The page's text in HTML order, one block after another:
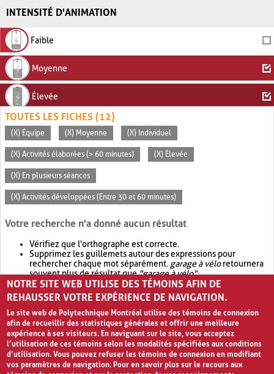
INTENSITÉ D'ANIMATION
Faible
Moyenne
Élevée
TOUTES LES FICHES (12)
(X) Équipe (X) Moyenne (X) Individuel
(X) Activités élaborées (> 60 minutes) (X) Élevée
(X) En plusieurs séances
(X) Activités développées (Entre 30 et 60 minutes)
Votre recherche n'a donné aucun résultat
Vérifiez que l'orthographe est correcte.
Supprimez les guillemets autour des expressions pour
rechercher chaque mot séparément. garage à véloretournera
souvent plus de résultat que"garage à vélo".
Envisagez d'élargir votre recherche avec OR.garage OR vélo
retournera souvent plus de résultat quegarage à vélo
NOTRE SITE WEB UTILISE DES TÉMOINS AFIN DE
REHAUSSER VOTRE EXPÉRIENCE DE NAVIGATION.
Le site web de Polytechnique Montréal utilise des témoins de connexion
afin de recueillir des statistiques générales et offrir une meilleure
expérience à ses visiteurs. En naviguant sur le site, vous acceptez
l’utilisation de ces témoins selon les modalités spécifiées aux conditions
d’utilisation. Vous pouvez refuser les témoins de connexion en modifiant
vos paramètres de navigation. Pour en savoir plus sur le recours aux